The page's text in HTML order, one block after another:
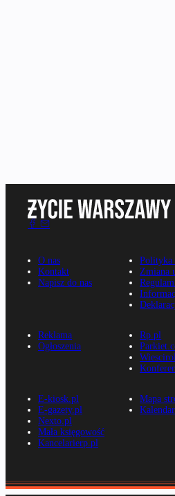
O nas
Kontakt
Napisz do nas
Polityka
Zmiana
Reklama
Ogłoszenia
Rp.pl
E-kiosk.pl
E-gazety.pl
Nexto.pl
Mała księgowość
Kancelarierp.pl
Mapa